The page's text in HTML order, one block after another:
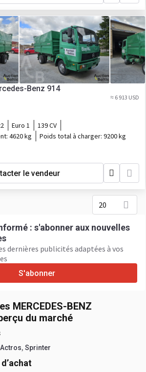
Benz 914
≈ 6 913 USD
Euro 1
139 CV
4620 kg Poids total à charger: 9200 kg
le vendeur
20
: s'abonner aux nouvelles
dernières publicités adaptées à vos
S'abonner
MERCEDES-BENZ
du marché
Actros, Sprinter